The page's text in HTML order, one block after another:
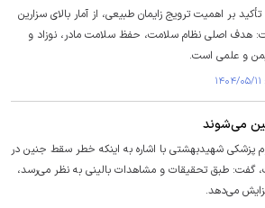
بر اهمیت ترویج زایمان طبیعی، از آمار بالای سزارین
هدف اصلی نظام سلامت، حفظ سلامت مادر، نوزاد و
و علمی است.
می‌شوند
پزشکی شهیدبهشتی با اشاره به اینکه خطر سقط جنین در
بیشتر است، گفت: طبق تحقیقات و مشاهدات بالینی به نظر می‌رسد،
می‌دهد.